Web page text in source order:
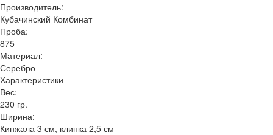
Производитель:
Кубачинский Комбинат
Проба:
875
Материал:
Серебро
Характеристики
Вес:
230 гр.
Ширина:
Кинжала 3 см, клинка 2,5 см